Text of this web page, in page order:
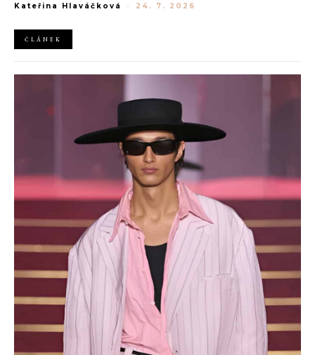
22. do 28. září přivítá tradiční jména, pozornost však zaměří
Moschino.
Kateřina Hlaváčková - 24. 7. 2026
ČLÁNEK